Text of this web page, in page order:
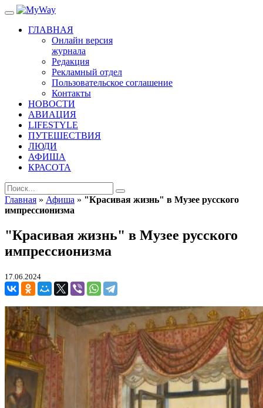
ГЛАВНАЯ
Онлайн версия
журнала
Редакция
Рекламный отдел
Пользовательское соглашение
Контакты
НОВОСТИ
АВИАЦИЯ
LIFESTYLE
ПУТЕШЕСТВИЯ
ЛЮДИ
АФИША
КРАСОТА
Главная » Афиша » "Красивая жизнь" в Музее русского
импрессионизма
"Красивая жизнь" в Музее русского
импрессионизма
17.06.2024